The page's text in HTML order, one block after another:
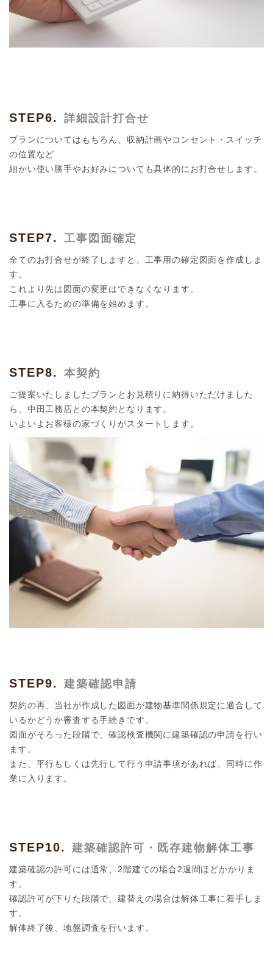
STEP6. 詳細設計打合せ
プランについてはもちろん、収納計画やコンセント・スイッチ
の位置など
細かい使い勝手やお好みについても具体的にお打合せします。
STEP7. 工事図面確定
全てのお打合せが終了しますと、工事用の確定図面を作成しま
す。
これより先は図面の変更はできなくなります。
工事に入るための準備を始めます。
STEP8. 本契約
ご提案いたしましたプランとお見積りに納得いただけました
ら、中田工務店との本契約となります。
いよいよお客様の家づくりがスタートします。
STEP9. 建築確認申請
契約の再、当社が作成した図面が建物基準関係規定に適合して
いるかどうか審査する手続きです。
図面がそろった段階で、確認検査機関に建築確認の申請を行い
ます。
また、平行もしくは先行して行う申請事項があれば、同時に作
業に入ります。
STEP10. 建築確認許可・既存建物解体工事
建築確認の許可には通常、2階建ての場合2週間ほどかかりま
す。
確認許可が下りた段階で、建替えの場合は解体工事に着手しま
す。
解体終了後、地盤調査を行います。